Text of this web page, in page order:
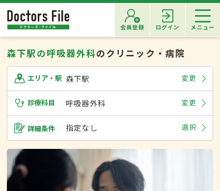
会員登録 ログイン メニュー
森下駅の呼吸器外科のクリニック・病院
エリア・駅 森下駅 変更
診療科目 呼吸器外科 変更
詳細条件 指定なし 選択